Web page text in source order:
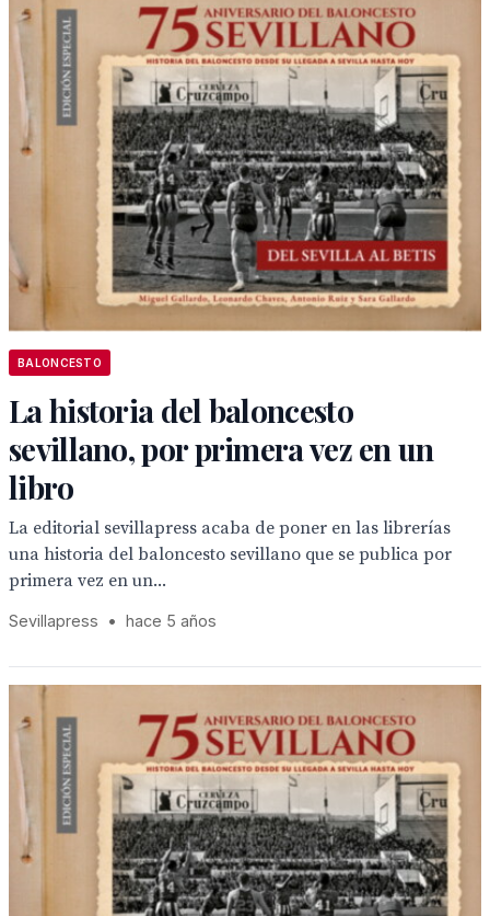
BALONCESTO
La historia del baloncesto
sevillano, por primera vez en un
libro
La editorial sevillapress acaba de poner en las librerías
una historia del baloncesto sevillano que se publica por
primera vez en un...
Sevillapress • hace 5 años